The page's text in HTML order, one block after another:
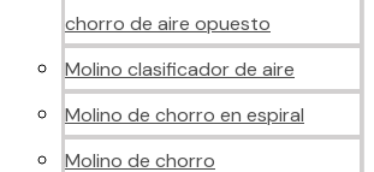
chorro de aire opuesto
Molino clasificador de aire
Molino de chorro en espiral
Molino de chorro